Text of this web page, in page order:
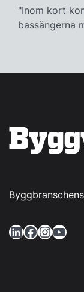
"Inom kort
bassängerna
LinkedIn Facebook InstagramYouTube